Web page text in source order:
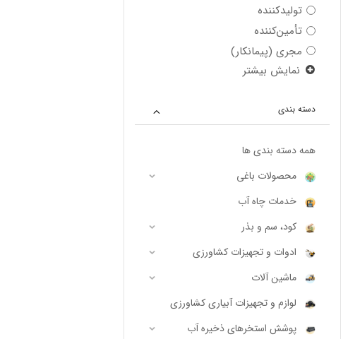
تولیدکننده
تأمین‌کننده
مجری (پیمانکار)
نمایش بیشتر
دسته بندی
همه دسته بندی ها
محصولات باغی
خدمات چاه آب
کود، سم و بذر
ادوات و تجهیزات کشاورزی
ماشین آلات
لوازم و تجهیزات آبیاری کشاورزی
پوشش استخرهای ذخیره آب